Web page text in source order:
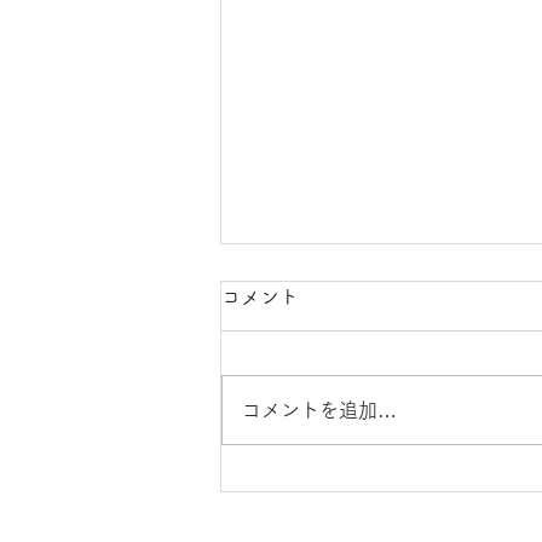
「市川市の自然をダンスで楽
コメント
コメントを追加…